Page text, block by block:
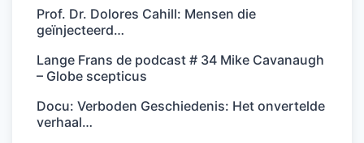
Prof. Dr. Dolores Cahill: Mensen die
geïnjecteerd…
Lange Frans de podcast # 34 Mike Cavanaugh
– Globe scepticus
Docu: Verboden Geschiedenis: Het onvertelde
verhaal…